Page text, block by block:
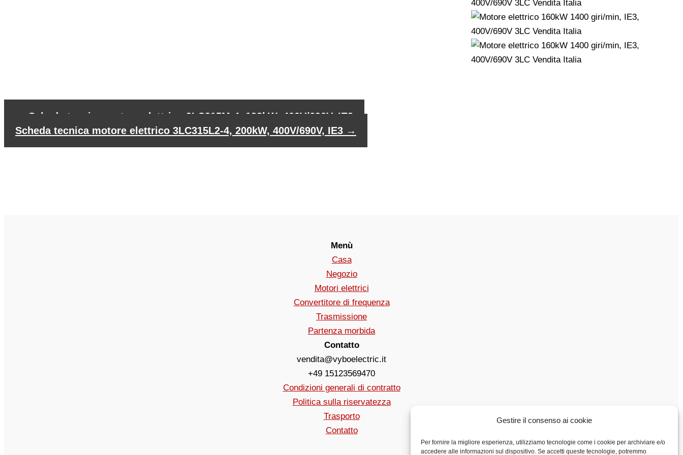
Gestire il consenso ai cookie
Per fornire la migliore esperienza, utilizziamo tecnologie come i cookie per archiviare e/o
accedere alle informazioni sul dispositivo. Se accetti queste tecnologie, potremmo
Scheda tecnica motore elettrico 3LC315M-4, 132kW, 400V/690V, IE3
Scheda tecnica motore elettrico 3LC315L2-4, 200kW, 400V/690V, IE3 →
Menù
Casa
Negozio
Motori elettrici
Convertitore di frequenza
Trasmissione
Partenza morbida
Contatto
vendita@vyboelectric.it
+49 15123569470
Condizioni generali di contratto
Politica sulla riservatezza
Trasporto
Contatto